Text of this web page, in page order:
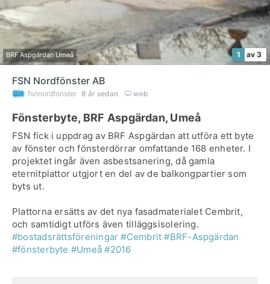
BRF Aspgärdan Umeå 1 av 3
FSN Nordfönster AB
fsnnordfonster 8 år sedan web
Fönsterbyte, BRF Aspgärdan, Umeå
FSN fick i uppdrag av BRF Aspgärdan att utföra ett byte
av fönster och fönsterdörrar omfattande 168 enheter. I
projektet ingår även asbestsanering, då gamla
eternitplattor utgjort en del av de balkongpartier som
byts ut.
Plattorna ersätts av det nya fasadmaterialet Cembrit,
och samtidigt utförs även tilläggsisolering.
#bostadsrättsföreningar #Cembrit #BRF-Aspgärdan
#fönsterbyte #Umeå #2016